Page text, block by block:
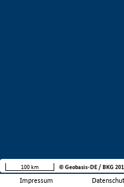
Impressum
100 km © Geobasis-DE / BKG